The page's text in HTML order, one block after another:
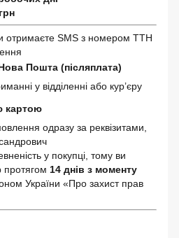
отримаєте SMS з номером ТТН
Пошта (післяплата)
у відділенні або кур’єру
картою
одразу за реквізитами,
у покупці, тому ви
протягом 14 днів з моменту
України «Про захист прав